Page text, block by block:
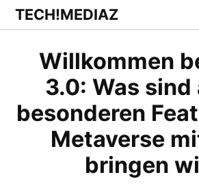
Zum
Inhalt
TECH!MEDIAZ
Willkommen
3.0: Was sind
besonderen
Metaverse
bringen